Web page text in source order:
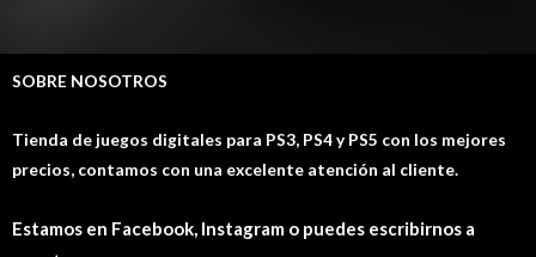
SOBRE NOSOTROS
Tienda de juegos digitales para PS3, PS4 y PS5 con los mejores
precios, contamos con una excelente atención al cliente.
Estamos en Facebook, Instagram o puedes escribirnos a